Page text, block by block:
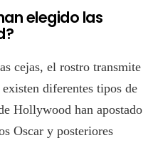
elegido las
cejas, el rostro transmite
diferentes tipos de
Hollywood han apostado
Oscar y posteriores